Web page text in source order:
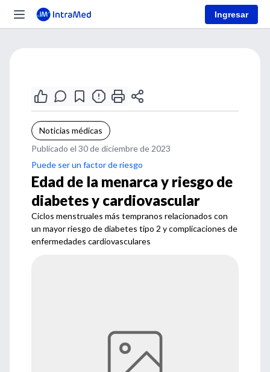
Ingresar
Noticias médicas
Publicado el 30 de diciembre de 2023
Puede ser un factor de riesgo
Edad de la menarca y riesgo de
diabetes y cardiovascular
Ciclos menstruales más tempranos relacionados con
un mayor riesgo de diabetes tipo 2 y complicaciones de
enfermedades cardiovasculares